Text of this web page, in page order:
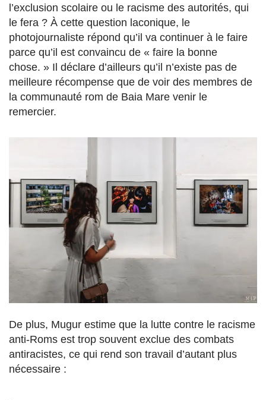
l’exclusion scolaire ou le racisme des autorités, qui
le fera ? À cette question laconique, le
photojournaliste répond qu’il va continuer à le faire
parce qu’il est convaincu de « faire la bonne
chose. » Il déclare d’ailleurs qu’il n’existe pas de
meilleure récompense que de voir des membres de
la communauté rom de Baia Mare venir le
remercier.
De plus, Mugur estime que la lutte contre le racisme
anti-Roms est trop souvent exclue des combats
antiracistes, ce qui rend son travail d’autant plus
nécessaire :